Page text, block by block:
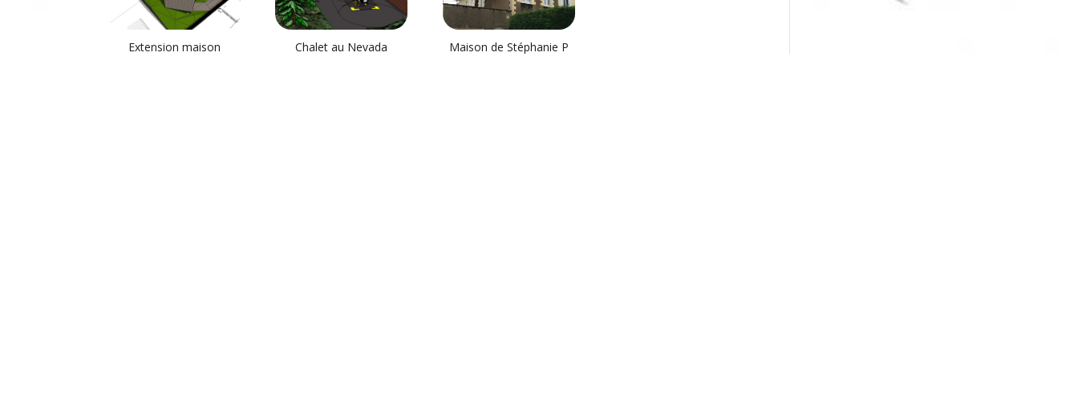
Extension maison
Chalet au Nevada Maison de Stéphanie P